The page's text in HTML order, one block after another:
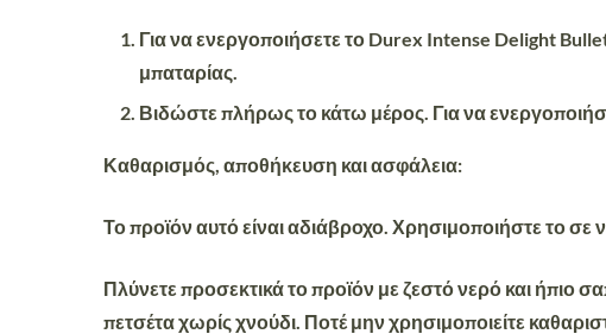
Για να ενεργοποιήσετε το Durex Intense Delight
μπαταρίας.
Βιδώστε πλήρως το κάτω μέρος. Για να
Καθαρισμός, αποθήκευση και ασφάλεια:
Το προϊόν αυτό είναι αδιάβροχο. Χρησιμοποιήστε το
Πλύνετε προσεκτικά το προϊόν με ζεστό νερό και ήπιο
πετσέτα χωρίς χνούδι. Ποτέ μην χρησιμοποιείτε